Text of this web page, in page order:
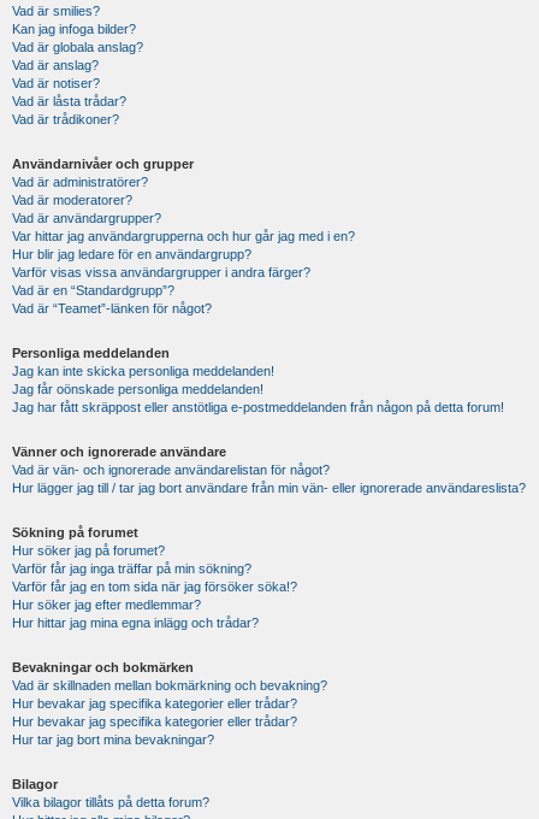
Vad är smilies?
Kan jag infoga bilder?
Vad är globala anslag?
Vad är anslag?
Vad är notiser?
Vad är låsta trådar?
Vad är trådikoner?
Användarnivåer och grupper
Vad är administratörer?
Vad är moderatorer?
Vad är användargrupper?
Var hittar jag användargrupperna och hur går jag med i en?
Hur blir jag ledare för en användargrupp?
Varför visas vissa användargrupper i andra färger?
Vad är en “Standardgrupp”?
Vad är “Teamet”-länken för något?
Personliga meddelanden
Jag kan inte skicka personliga meddelanden!
Jag får oönskade personliga meddelanden!
Jag har fått skräppost eller anstötliga e-postmeddelanden från någon på detta forum!
Vänner och ignorerade användare
Vad är vän- och ignorerade användarelistan för något?
Hur lägger jag till / tar jag bort användare från min vän- eller ignorerade användareslista?
Sökning på forumet
Hur söker jag på forumet?
Varför får jag inga träffar på min sökning?
Varför får jag en tom sida när jag försöker söka!?
Hur söker jag efter medlemmar?
Hur hittar jag mina egna inlägg och trådar?
Bevakningar och bokmärken
Vad är skillnaden mellan bokmärkning och bevakning?
Hur bevakar jag specifika kategorier eller trådar?
Hur bevakar jag specifika kategorier eller trådar?
Hur tar jag bort mina bevakningar?
Bilagor
Vilka bilagor tillåts på detta forum?